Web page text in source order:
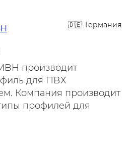
Германия
производит
для ПВХ
Компания производит
профилей для